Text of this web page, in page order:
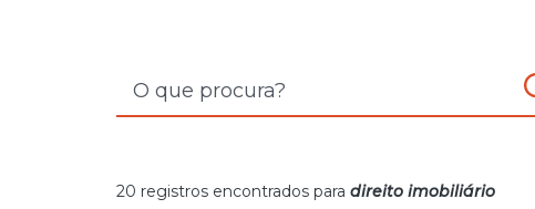
20 registros encontrados para direito imobiliário